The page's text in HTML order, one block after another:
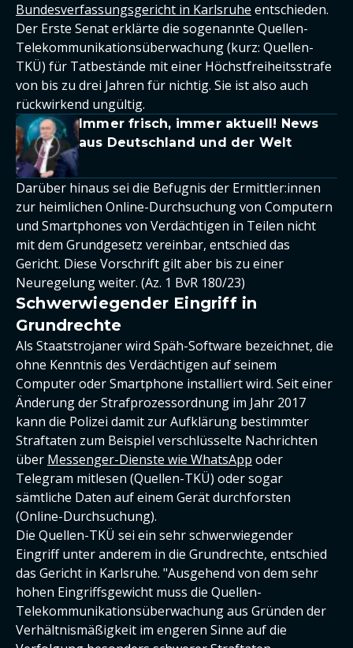
Bundesverfassungsgericht in Karlsruhe entschieden.
Der Erste Senat erklärte die sogenannte Quellen-
Telekommunikationsüberwachung (kurz: Quellen-
TKÜ) für Tatbestände mit einer Höchstfreiheitsstrafe
von bis zu drei Jahren für nichtig. Sie ist also auch
rückwirkend ungültig.
Immer frisch, immer aktuell! News
aus Deutschland und der Welt
Darüber hinaus sei die Befugnis der Ermittler:innen
zur heimlichen Online-Durchsuchung von Computern
und Smartphones von Verdächtigen in Teilen nicht
mit dem Grundgesetz vereinbar, entschied das
Gericht. Diese Vorschrift gilt aber bis zu einer
Neuregelung weiter. (Az. 1 BvR 180/23)
Schwerwiegender Eingriff in
Grundrechte
Als Staatstrojaner wird Späh-Software bezeichnet, die
ohne Kenntnis des Verdächtigen auf seinem
Computer oder Smartphone installiert wird. Seit einer
Änderung der Strafprozessordnung im Jahr 2017
kann die Polizei damit zur Aufklärung bestimmter
Straftaten zum Beispiel verschlüsselte Nachrichten
über Messenger-Dienste wie WhatsApp oder
Telegram mitlesen (Quellen-TKÜ) oder sogar
sämtliche Daten auf einem Gerät durchforsten
(Online-Durchsuchung).
Die Quellen-TKÜ sei ein sehr schwerwiegender
Eingriff unter anderem in die Grundrechte, entschied
das Gericht in Karlsruhe. "Ausgehend von dem sehr
hohen Eingriffsgewicht muss die Quellen-
Telekommunikationsüberwachung aus Gründen der
Verhältnismäßigkeit im engeren Sinne auf die